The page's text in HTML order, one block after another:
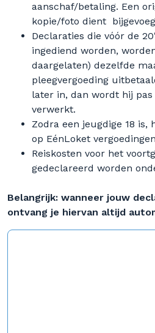
aanschaf/betaling. Een
kopie/foto dient
Declaraties die vóór de 20
ingediend worden,
daargelaten) dezelfde
pleegvergoeding
later in, dan wordt hij pas
verwerkt.
Zodra een jeugdige 18
op EénLoket
Reiskosten voor het
gedeclareerd worden
Belangrijk: wanneer jouw
ontvang je hiervan altijd